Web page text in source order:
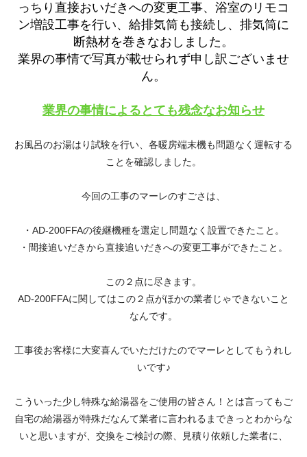
っちり直接おいだきへの変更工事、浴室のリモコ
ン増設工事を行い、給排気筒も接続し、排気筒に
断熱材を巻きなおしました。
業界の事情で写真が載せられず申し訳ございませ
ん。
業界の事情によるとても残念なお知らせ
お風呂のお湯はり試験を行い、各暖房端末機も問題なく運転する
ことを確認しました。
今回の工事のマーレのすごさは、
・AD-200FFAの後継機種を選定し問題なく設置できたこと。
・間接追いだきから直接追いだきへの変更工事ができたこと。
この２点に尽きます。
AD-200FFAに関してはこの２点がほかの業者じゃできないこと
なんです。
工事後お客様に大変喜んでいただけたのでマーレとしてもうれし
いです♪
こういった少し特殊な給湯器をご使用の皆さん！とは言ってもご
自宅の給湯器が特殊だなんて業者に言われるまできっとわからな
いと思いますが、交換をご検討の際、見積り依頼した業者に、